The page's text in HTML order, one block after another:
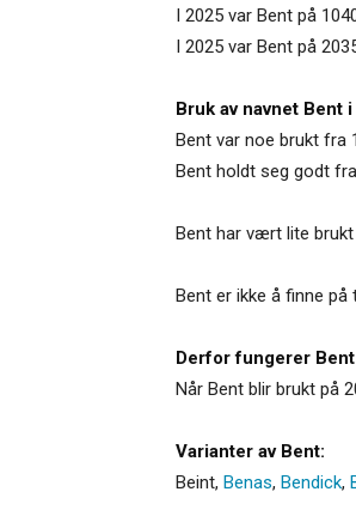
I 2025 var Bent på
I 2025 var Bent på
Bruk av navnet Bent
Bent var noe brukt fra
Bent holdt seg godt
Bent har vært lite
Bent er ikke å finne på
Derfor fungerer
Når Bent blir brukt på
Varianter av Bent:
Beint, Benas, Bendick,